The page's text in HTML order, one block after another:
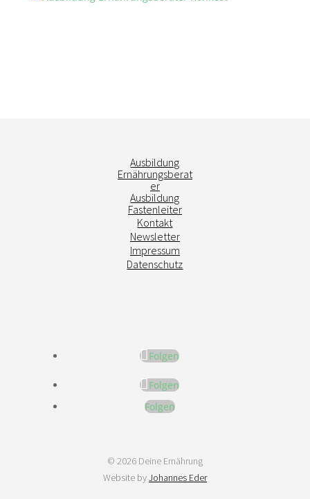
Ausbildung
Ernährungsberat
er
Ausbildung
Fastenleiter
Kontakt
Newsletter
Impressum
Datenschutz
Folgen
Folgen
Folgen
© 2026 Deine Ernährung
Website byJohannes Eder